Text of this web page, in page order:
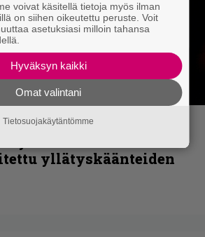
Christopher Nolanin
– ”Huikean
yllätyskäänteiden
voivat käsitellä tietoja myös ilman
on siihen oikeutettu peruste. Voit
asetuksiasi milloin tahansa
Hyväksyn kaikki
Omat valintani
Tietosuojakäytäntömme